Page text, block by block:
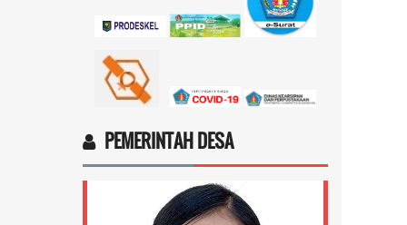
sosial dari pemerintah...selengkapnya
Marten Keny Balubun
17 November 2025 11:18:28
PEMERINTAH DESA